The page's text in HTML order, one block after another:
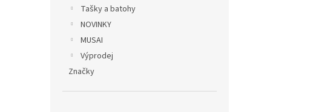
Tašky a batohy
NOVINKY
MUSAI
Výprodej
Značky